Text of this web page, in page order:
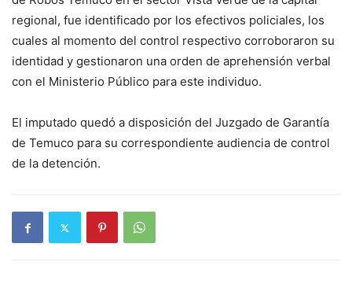
regional, fue identificado por los efectivos policiales, los
cuales al momento del control respectivo corroboraron su
identidad y gestionaron una orden de aprehensión verbal
con el Ministerio Público para este individuo.
El imputado quedó a disposición del Juzgado de Garantía
de Temuco para su correspondiente audiencia de control
de la detención.